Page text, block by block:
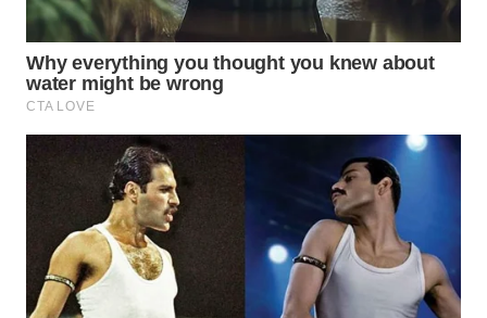
WN
NATUNA
WN
BINTAN
MANDALIKA
WN
LIKUPANG